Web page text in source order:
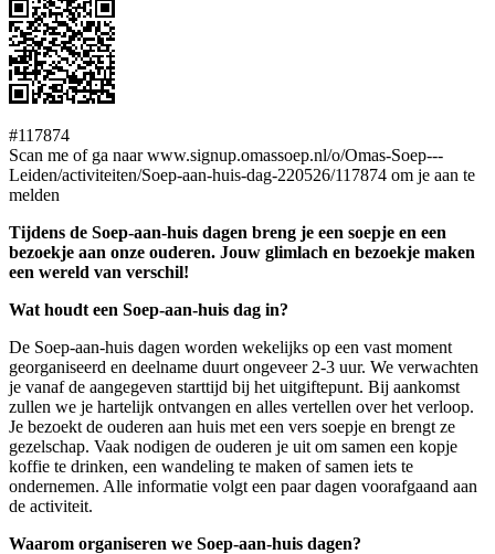
#117874
Scan me of ga naar www.signup.omassoep.nl/o/Omas-Soep---
Leiden/activiteiten/Soep-aan-huis-dag-220526/117874 om je aan te
melden
Tijdens de Soep-aan-huis dagen breng je een soepje en een
bezoekje aan onze ouderen. Jouw glimlach en bezoekje maken
een wereld van verschil!
Wat houdt een Soep-aan-huis dag in?
De Soep-aan-huis dagen worden wekelijks op een vast moment
georganiseerd en deelname duurt ongeveer 2-3 uur. We verwachten
je vanaf de aangegeven starttijd bij het uitgiftepunt. Bij aankomst
zullen we je hartelijk ontvangen en alles vertellen over het verloop.
Je bezoekt de ouderen aan huis met een vers soepje en brengt ze
gezelschap. Vaak nodigen de ouderen je uit om samen een kopje
koffie te drinken, een wandeling te maken of samen iets te
ondernemen. Alle informatie volgt een paar dagen voorafgaand aan
de activiteit.
Waarom organiseren we Soep-aan-huis dagen?